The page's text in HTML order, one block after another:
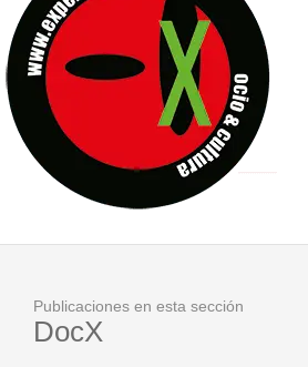
30 AÑOS (NO ES NADA) DE LA
MILITARES JUDÍAS
D’BALDOMEROS REINVENTAN
MARSHALL FLASH PRESENTA EN
JOFRE BARDAGÍ EN EXVITA
Publicaciones en esta sección
DocX